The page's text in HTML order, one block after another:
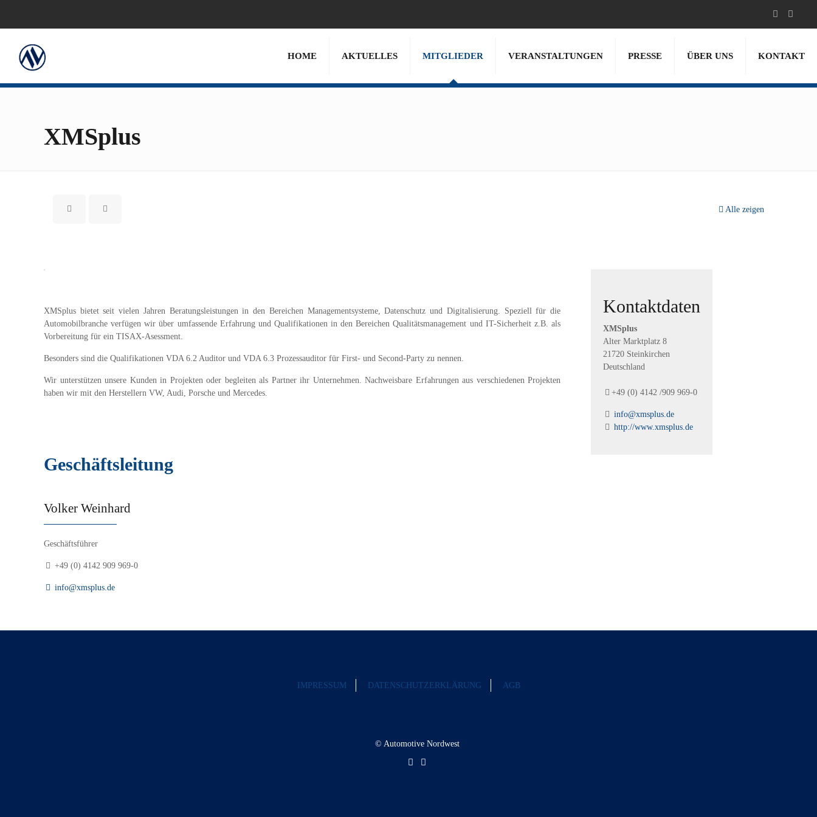
HOME AKTUELLES MITGLIEDER VERANSTALTUNGEN PRESSE ÜBER UNS KONTAKT
XMSplus
Alle zeigen
XMSplus bietet seit vielen Jahren Beratungsleistungen in den Bereichen Managementsysteme, Datenschutz und Digitalisierung. Speziell für die
Automobilbranche verfügen wir über umfassende Erfahrung und Qualifikationen in den Bereichen Qualitätsmanagement und IT-Sicherheit z.B. als
Vorbereitung für ein TISAX-Asessment.
Besonders sind die Qualifikationen VDA 6.2 Auditor und VDA 6.3 Prozessauditor für First- und Second-Party zu nennen.
Wir unterstützen unsere Kunden in Projekten oder begleiten als Partner ihr Unternehmen. Nachweisbare Erfahrungen aus verschiedenen Projekten
haben wir mit den Herstellern VW, Audi, Porsche und Mercedes.
Kontaktdaten
XMSplus
Alter Marktplatz 8
21720 Steinkirchen
Deutschland
+49 (0) 4142 /909 969-0
info@xmsplus.de
http://www.xmsplus.de
Geschäftsleitung
Volker Weinhard
Geschäftsführer
+49 (0) 4142 909 969-0
info@xmsplus.de
IMPRESSUM DATENSCHUTZERKLÄRUNG AGB
© Automotive Nordwest